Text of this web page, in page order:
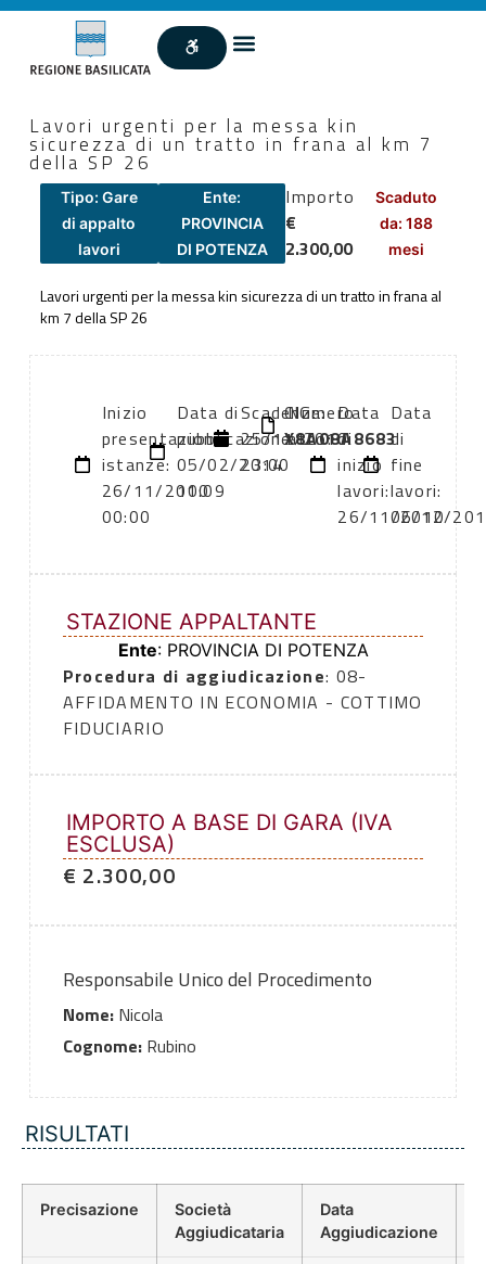
Lavori urgenti per la messa kin
sicurezza di un tratto in frana al km 7
della SP 26
Tipo: Gare
di appalto
lavori
Ente:
PROVINCIA
DI POTENZA
Importo
€
2.300,00
Scaduto
da: 188
mesi
Lavori urgenti per la messa kin sicurezza di un tratto in frana al
km 7 della SP 26
Inizio
presentazione
istanze:
26/11/2010
00:00
Data di
pubblicazione:
05/02/2014
10:09
Scadenza:
25/11/2010
23:00
Numero
atto:
CIG:
X8A08A8683
Data
di
inizio
lavori:
26/11/2010
Data
di
fine
lavori:
06/12/
STAZIONE APPALTANTE
Ente: PROVINCIA DI POTENZA
Procedura di aggiudicazione: 08-
AFFIDAMENTO IN ECONOMIA - COTTIMO
FIDUCIARIO
IMPORTO A BASE DI GARA (IVA
ESCLUSA)
€ 2.300,00
Responsabile Unico del Procedimento
Nome:Nicola
Cognome:Rubino
RISULTATI
Precisazione
Società
Aggiudicataria
Data
Aggiudicazione